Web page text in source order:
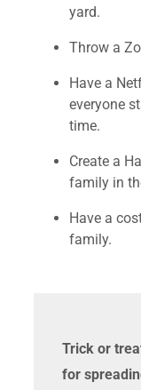
yard.
Throw a
Have a
everyone
time.
Create a
family in
Have a
family.
Trick or
for